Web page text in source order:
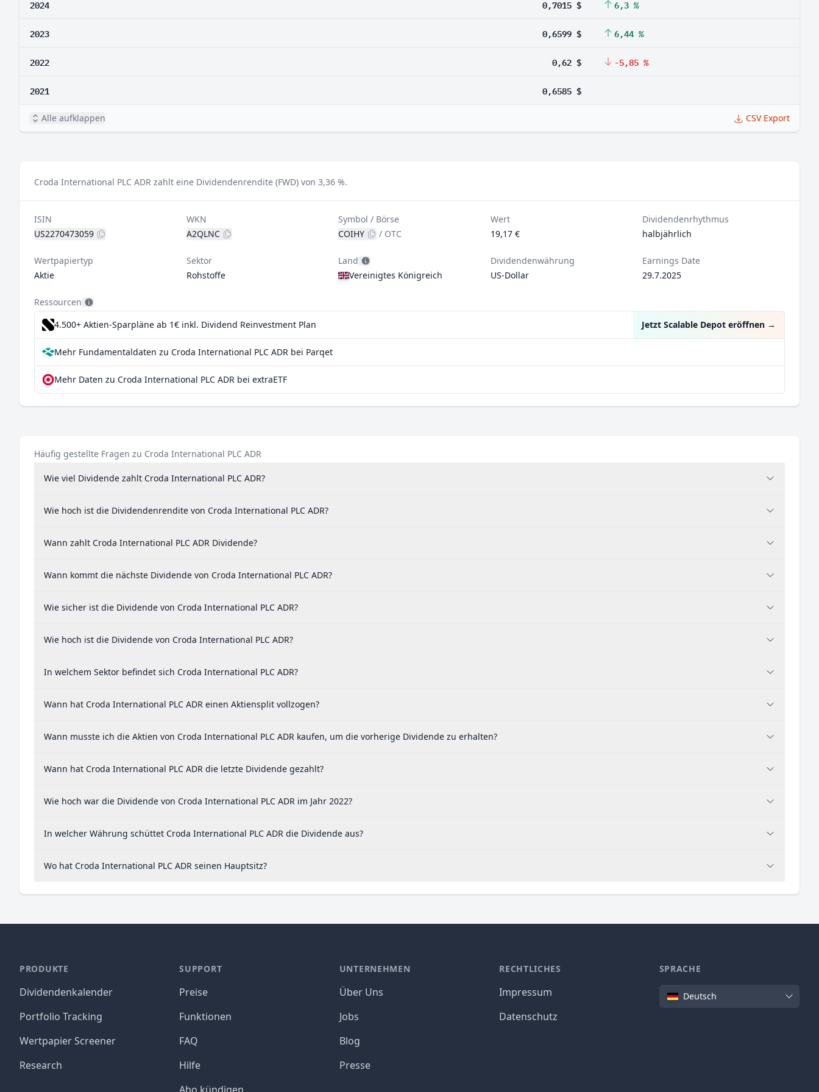
2024 0,7015 $ 6,3 %
2023 0,6599 $ 6,44 %
2022 0,62 $ -5,85 %
2021 0,6585 $
Alle aufklappen CSV Export
Croda International PLC ADR zahlt eine Dividendenrendite (FWD) von 3,36 %.
ISIN
US2270473059
WKN
A2QLNC
Symbol / Börse
COIHY
/ OTC
Wert
19,17 €
Dividendenrhythmus
halbjährlich
Wertpapiertyp
Aktie
Sektor
Rohstoffe
Land
Vereinigtes Königreich
Dividendenwährung
US-Dollar
Earnings Date
29.7.2025
Ressourcen
4.500+ Aktien-Sparpläne ab 1€ inkl. Dividend Reinvestment Plan Jetzt Scalable Depot eröffnen →
Mehr Fundamentaldaten zu Croda International PLC ADR bei Parqet
Mehr Daten zu Croda International PLC ADR bei extraETF
Häufig gestellte Fragen zu Croda International PLC ADR
Wie viel Dividende zahlt Croda International PLC ADR?
Wie hoch ist die Dividendenrendite von Croda International PLC ADR?
Wann zahlt Croda International PLC ADR Dividende?
Wann kommt die nächste Dividende von Croda International PLC ADR?
Wie sicher ist die Dividende von Croda International PLC ADR?
Wie hoch ist die Dividende von Croda International PLC ADR?
In welchem Sektor befindet sich Croda International PLC ADR?
Wann hat Croda International PLC ADR einen Aktiensplit vollzogen?
Wann musste ich die Aktien von Croda International PLC ADR kaufen, um die vorherige Dividende zu erhalten?
Wann hat Croda International PLC ADR die letzte Dividende gezahlt?
Wie hoch war die Dividende von Croda International PLC ADR im Jahr 2022?
In welcher Währung schüttet Croda International PLC ADR die Dividende aus?
Wo hat Croda International PLC ADR seinen Hauptsitz?
PRODUKTE
Dividendenkalender
Portfolio Tracking
Wertpapier Screener
Research
SUPPORT
Preise
Funktionen
FAQ
Hilfe
UNTERNEHMEN
Über Uns
Jobs
Blog
Presse
RECHTLICHES
Impressum
Datenschutz
SPRACHE
SpracheDeutsch